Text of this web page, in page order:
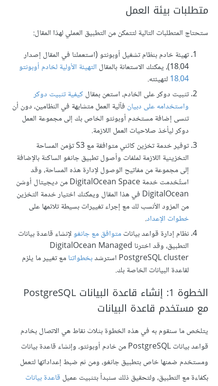
متطلبات بيئة العمل
ستحتاج المتطلبات التالية لتتمكن من التطبيق العملي لهذا المقال:
تهيئة خادم بنظام تشغيل أوبونتو (استعملنا في المقال إصدار
18.04)، يمكنك الاستعانة بالمقال
التهيئة الأولية لخادم أوبونتو
18.04لتهيئته.
تثبيت دوكر على الخادم، استعن بمقالكيفية تثبيت دوكر
واستخدامه على دبيان فآلية العمل متشابهة في النظامين، دون أن
تنسى إضافة مستخدم أوبونتو الخاص بك إلى مجموعة العمل
دوكر ليأخذ صلاحيات العمل اللازمة.
توفير خدمة تخزين كائني متوافقة مع S3 تؤمن المساحة
التخزينية اللازمة لملفات وأصول تطبيق جانغو الساكنة بالإضافة
إلى مجموعة من مفاتيح الوصول لإدارة هذه المساحة، وقد
استُخدمت خدمة DigitalOcean Space من ديجيتال أوشن
DigitalOcean في هذا المقال ويمكنك اختيار خدمة التخزين
من المزود الأنسب لك مع إجراء تغييرات بسيطة تلائمها على
خطوات الإعداد.
نظام إدارة قواعد بياناتمتوافق مع جانغولإنشاء قاعدة بيانات
التطبيق، وقد اخترنا DigitalOcean Managed
PostgreSQL cluster استرشد
بخطواتنامع تغيير ما يلزم
لقاعدة البيانات الخاصة بك.
الخطوة 1: إنشاء قاعدة البيانات PostgreSQL
مع مستخدم قاعدة البيانات
يتلخص ما سنقوم به في هذه الخطوة بثلاث نقاط هي الاتصال بخادم
قواعد بيانات PostgreSQL من خادم أوبونتو، وإنشاء قاعدة بيانات
ومستخدم ضمنها خاص بتطبيق جانغو، ومن ثم ضبط إعداداتها لتعمل
بكفاءة مع التطبيق، ولتحقيق ذلك سنبدأ بتثبيت عميل قاعدة بيانات